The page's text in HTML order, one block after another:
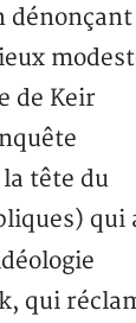
dénonçant
de Keir
tête du
qui
qui